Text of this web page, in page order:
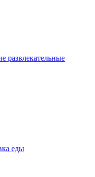
развлекательные
еды